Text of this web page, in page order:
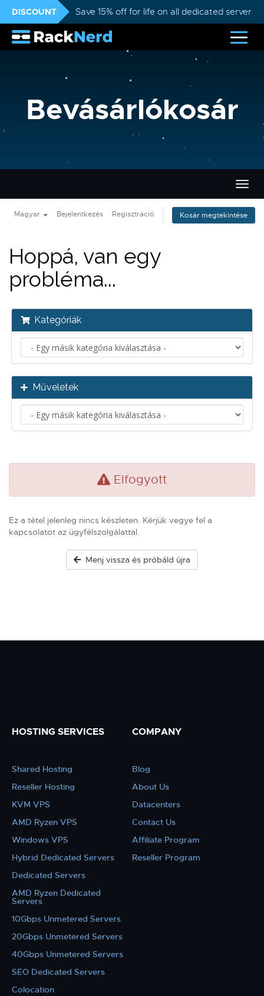
DISCOUNT Save 15% off for life on all dedicated servers
Bevásárlókosár
a
Magyar Bejelentkezés Regisztráció Kosár megtekintése
Hoppá, van egy
probléma...
Kategóriák
Műveletek
Elfogyott
Ez a tétel jelenleg nincs készleten. Kérjük vegye fel a
kapcsolatot az ügyfélszolgálattal.
Menj vissza és próbáld újra
HOSTING SERVICES
Shared Hosting
Reseller Hosting
KVM VPS
AMD Ryzen VPS
Windows VPS
Hybrid Dedicated Servers
Dedicated Servers
AMD Ryzen Dedicated
Servers
10Gbps Unmetered Servers
20Gbps Unmetered Servers
40Gbps Unmetered Servers
SEO Dedicated Servers
Colocation
COMPANY
Blog
About Us
Datacenters
Contact Us
Affiliate Program
Reseller Program